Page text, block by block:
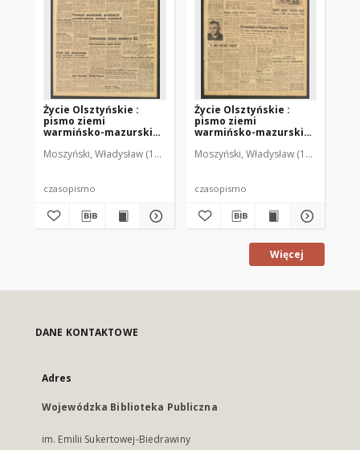
Życie Olsztyńskie :
pismo ziemi
warmińsko-mazurskiej,
Moszyński, Władysław (1922-2001). Red. Mroczkowski, Włodzimierz
czasopismo
Życie Olsztyńskie :
pismo ziemi
warmińsko-mazurskiej,
Moszyński, Władysław (1922-2001).
czasopismo
Więcej
DANE KONTAKTOWE
Adres
Wojewódzka Biblioteka Publiczna
im. Emilii Sukertowej-Biedrawiny